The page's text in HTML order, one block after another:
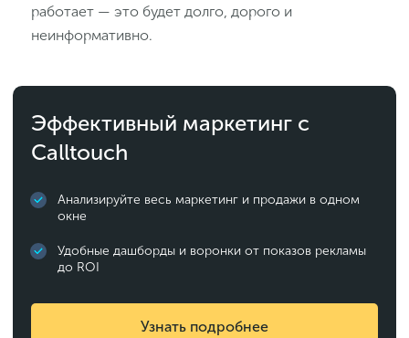
работает — это будет долго, дорого и
неинформативно.
Эффективный маркетинг с
Calltouch
Анализируйте весь маркетинг и продажи в одном
окне
Удобные дашборды и воронки от показов рекламы
до ROI
Узнать подробнее